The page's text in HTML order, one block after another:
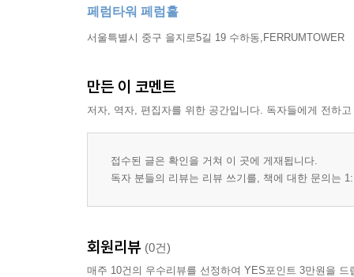
페럼타워 페럼홀
서울특별시 중구 을지로5길 19 수하동,FERRUMTOWER
만든 이 코멘트
저자, 역자, 편집자를 위한 공간입니다. 독자들에게 전하
접수된 글은 확인을 거쳐 이 곳에 게재됩니다.
독자 분들의 리뷰는 리뷰 쓰기를, 책에 대한 문의는
회원리뷰 (0건)
매주 10건의 우수리뷰를 선정하여 YES포인트 3만원을 드